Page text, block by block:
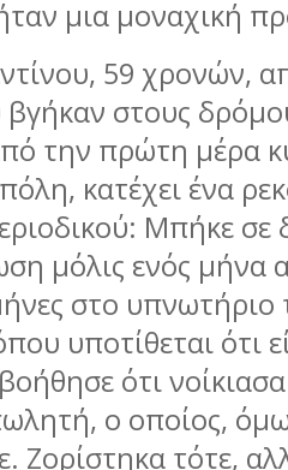
µια µοναχική
59 χρονών,
στους
την πρώτη µέρα
κατέχει ένα
Μπήκε σε
µόλις ενός µήνα
στο
υποτίθεται ότι
ότι
ο οποίος,
Ζορίστηκα τότε,